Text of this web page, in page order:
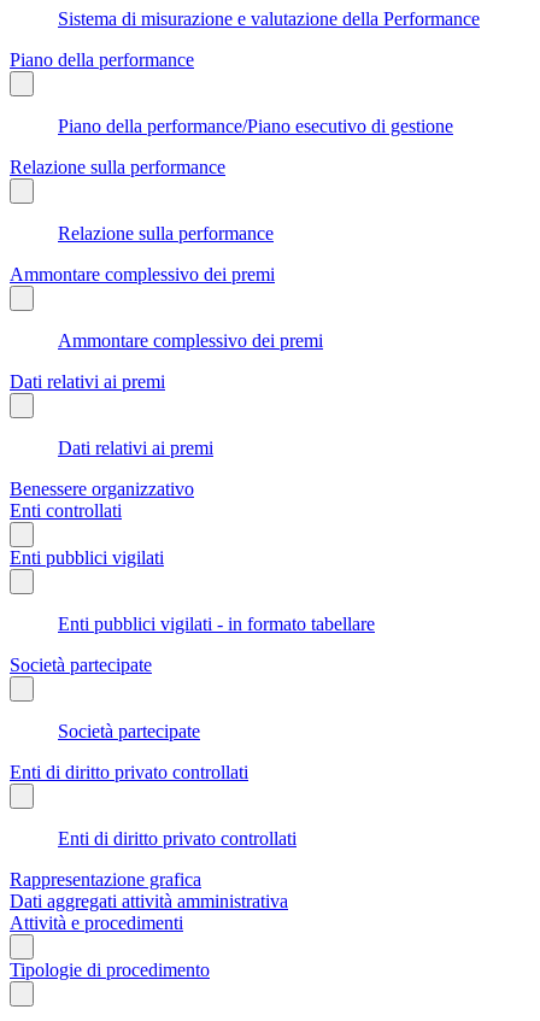
Sistema di misurazione e valutazione della Performance
Piano della performance
Piano della performance/Piano esecutivo di gestione
Relazione sulla performance
Relazione sulla performance
Ammontare complessivo dei premi
Ammontare complessivo dei premi
Dati relativi ai premi
Dati relativi ai premi
Benessere organizzativo
Enti controllati
Enti pubblici vigilati
Enti pubblici vigilati - in formato tabellare
Società partecipate
Società partecipate
Enti di diritto privato controllati
Enti di diritto privato controllati
Rappresentazione grafica
Dati aggregati attività amministrativa
Attività e procedimenti
Tipologie di procedimento